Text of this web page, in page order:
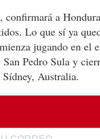
confirmará a
Lo que sí ya
jugando en el
Pedro Sula y
Australia.